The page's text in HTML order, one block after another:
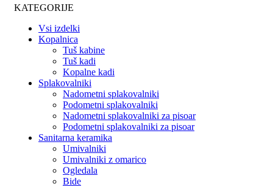
KATEGORIJE
Vsi izdelki
Kopalnica
Tuš kabine
Tuš kadi
Kopalne kadi
Splakovalniki
Nadometni splakovalniki
Podometni splakovalniki
Nadometni splakovalniki za pisoar
Podometni splakovalniki za pisoar
Sanitarna keramika
Umivalniki
Umivalniki z omarico
Ogledala
Bide